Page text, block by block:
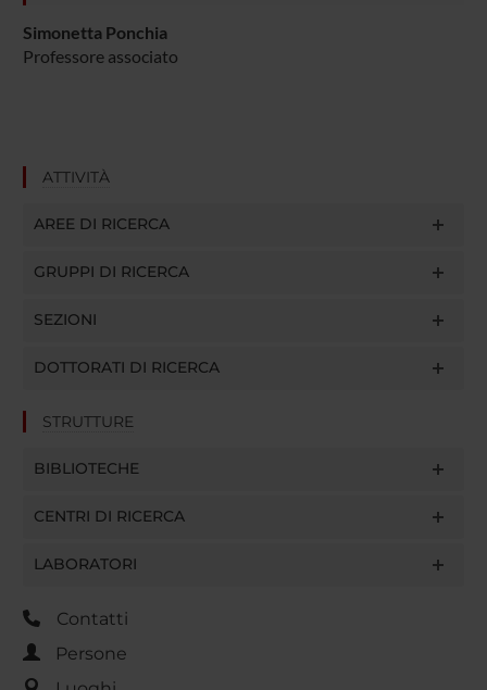
Simonetta Ponchia
Professore associato
ATTIVITÀ
AREE DI RICERCA
GRUPPI DI RICERCA
SEZIONI
DOTTORATI DI RICERCA
STRUTTURE
BIBLIOTECHE
CENTRI DI RICERCA
LABORATORI
Contatti
Persone